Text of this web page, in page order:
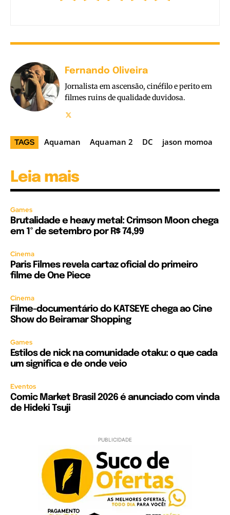
Fernando Oliveira
Jornalista em ascensão, cinéfilo e perito em
filmes ruins de qualidade duvidosa.
TAGS Aquaman Aquaman 2 DC jason momoa
Leia mais
Games
Brutalidade e heavy metal: Crimson Moon chega
em 1º de setembro por R$ 74,99
Cinema
Paris Filmes revela cartaz oficial do primeiro
filme de One Piece
Cinema
Filme-documentário do KATSEYE chega ao Cine
Show do Beiramar Shopping
Games
Estilos de nick na comunidade otaku: o que cada
um significa e de onde veio
Eventos
Comic Market Brasil 2026 é anunciado com vinda
de Hideki Tsuji
PUBLICIDADE